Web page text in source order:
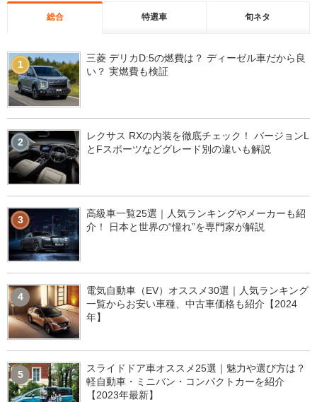
総合 特選車 旬ネタ
1
三菱 デリカD:5の燃費は？ ディーゼル車だから良
い？ 実燃費も検証
2
レクサス RXの内装を徹底チェック！ バージョンL
とFスポーツなどグレード別の違いも解説
3
高級車一覧25選｜人気ランキングやメーカーも紹
介！ 日本と世界の“憧れ”を専門家が解説
4
電気自動車（EV）オススメ30選｜人気ランキング
一覧からお安い車種、中古車価格も紹介【2024
年】
5
スライドドア車オススメ25選｜魅力や選び方は？
軽自動車・ミニバン・コンパクトカーを紹介
【2023年最新】